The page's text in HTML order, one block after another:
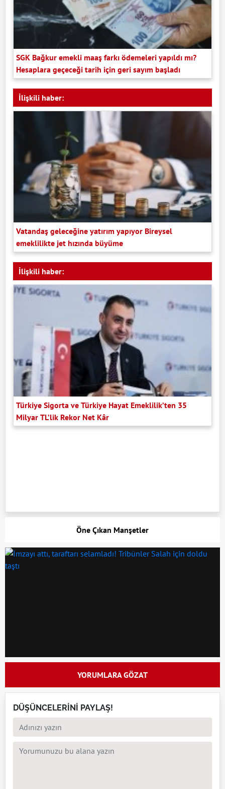
SGK Bağkur emekli maaş farkı ödemeleri yapıldı mı?
Hesaplara geçeceği tarih için geri sayım başladı
İlişkili haber:
Vatandaş geleceğine yatırım yapıyor Bireysel
emeklilikte jet hızında büyüme
İlişkili haber:
Türkiye Sigorta ve Türkiye Hayat Emeklilik’ten 35
Milyar TL’lik Rekor Net Kâr
Öne Çıkan Manşetler
YORUMLARA GÖZAT
DÜŞÜNCELERİNİ PAYLAŞ!